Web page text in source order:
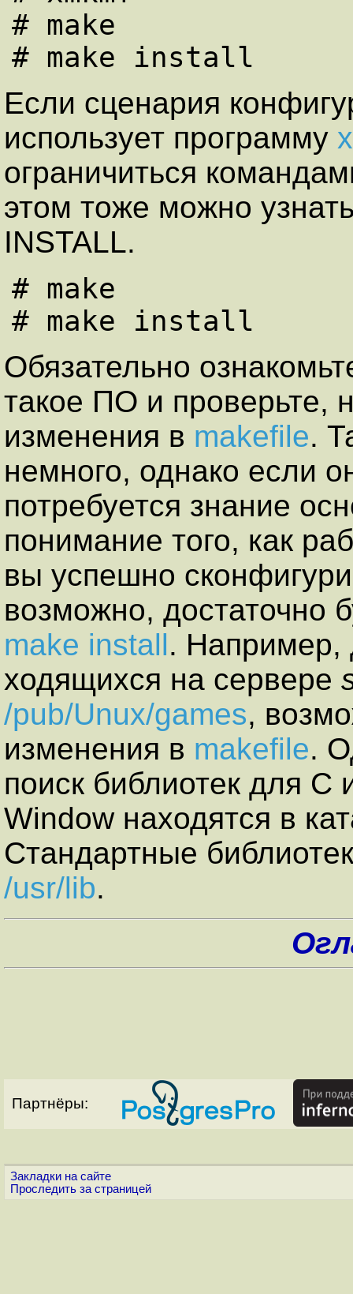
# make
Если сценария
использует программу
ограничиться
этом тоже можно
INSTALL.
# make
Обязательно
такое ПО и проверьте,
изменения в makefile.
немного, однако если
потребуется знание
понимание того, как
вы успешно
возможно, достаточно
make install. Например,
ходящихся на сервере
/pub/Unux/games,
изменения в makefile.
поиск библиотек для С
Window находятся в
Стандартные
/usr/lib.
Партнёры:
Закладки на сайте
Проследить за страницей